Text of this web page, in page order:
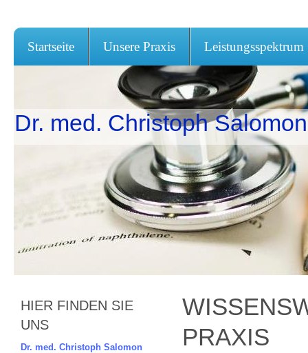
Startseite Unsere Praxis Leistungsspektrum
Dr. med. Christoph
HIER FINDEN SIE
UNS
Dr. med. Christoph Salomon
PRAXIS